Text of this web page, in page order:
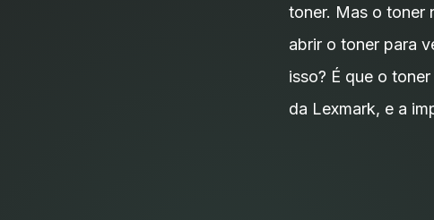
toner. Mas o toner
abrir o toner para
isso? É que o
da Lexmark, e a